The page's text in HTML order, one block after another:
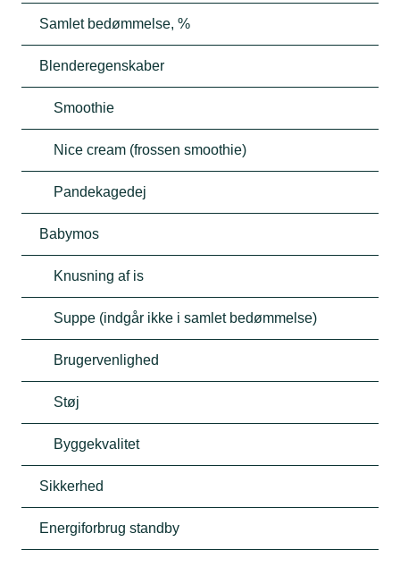
Samlet bedømmelse, %
Blenderegenskaber
Smoothie
Nice cream (frossen smoothie)
Pandekagedej
Babymos
Knusning af is
Suppe (indgår ikke i samlet bedømmelse)
Brugervenlighed
Støj
Byggekvalitet
Sikkerhed
Energiforbrug standby